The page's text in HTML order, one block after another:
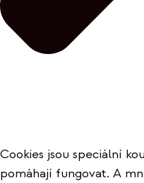
Cookies jsou speciální
pomáhají fungovat. A